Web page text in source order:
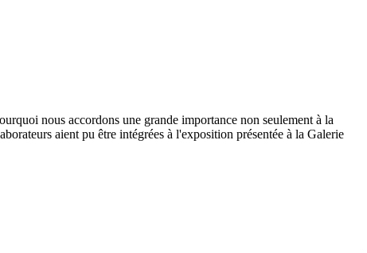
nous accordons une grande importance non seulement à la
aient pu être intégrées à l'exposition présentée à la Galerie